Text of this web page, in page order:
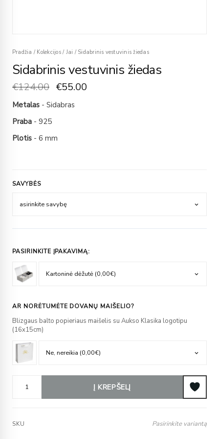
Pradžia / Kolekcijos / Jai /Sidabrinis vestuvinis žiedas
Sidabrinis vestuvinis žiedas
€124.00 €55.00
Metalas - Sidabras
Praba - 925
Plotis - 6 mm
SAVYBĖS
PASIRINKITE ĮPAKAVIMĄ:
AR NORĖTUMĖTE DOVANŲ MAIŠELIO?
Blizgaus balto popieriaus maišelis su Aukso Klasika logotipu
(16x15cm)
Į KREPŠELĮ
SKU Pasirinkite variantą